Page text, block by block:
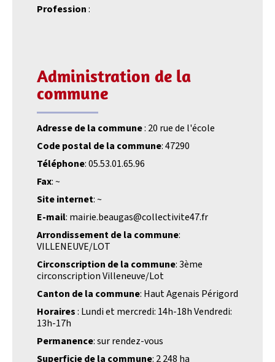
Profession:
Administration de la
commune
Adresse de la commune: 20 rue de l'école
Code postal de la commune: 47290
Téléphone: 05.53.01.65.96
Fax: ~
Site internet: ~
E-mail: mairie.beaugas@collectivite47.fr
Arrondissement de la commune:
VILLENEUVE/LOT
Circonscription de la commune: 3ème
circonscription Villeneuve/Lot
Canton de la commune: Haut Agenais Périgord
Horaires: Lundi et mercredi: 14h-18h Vendredi:
13h-17h
Permanence: sur rendez-vous
Superficie de la commune: 2 248 ha